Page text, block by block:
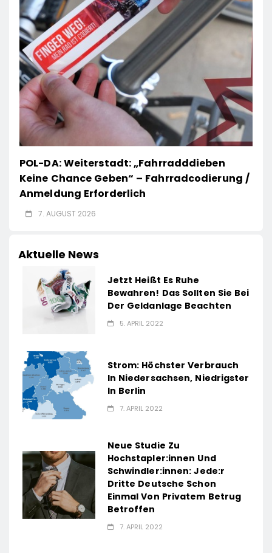
POL-DA: Weiterstadt: „Fahrradddieben
Keine Chance Geben“ – Fahrradcodierung /
Anmeldung Erforderlich
7. AUGUST 2026
Aktuelle News
Jetzt Heißt Es Ruhe
Bewahren! Das Sollten Sie Bei
Der Geldanlage Beachten
5. APRIL 2022
Strom: Höchster Verbrauch
In Niedersachsen, Niedrigster
In Berlin
7. APRIL 2022
Neue Studie Zu
Hochstapler:innen Und
Schwindler:innen: Jede:r
Dritte Deutsche Schon
Einmal Von Privatem Betrug
Betroffen
7. APRIL 2022